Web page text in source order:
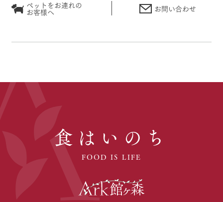
ペットをお連れの
お客様へ お問い合わせ
食はいのち
FOOD IS LIFE